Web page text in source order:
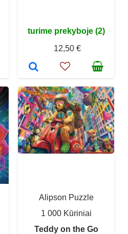
turime prekyboje (2)
12,50 €
Alipson Puzzle
1 000 Kūriniai
Teddy on the Go